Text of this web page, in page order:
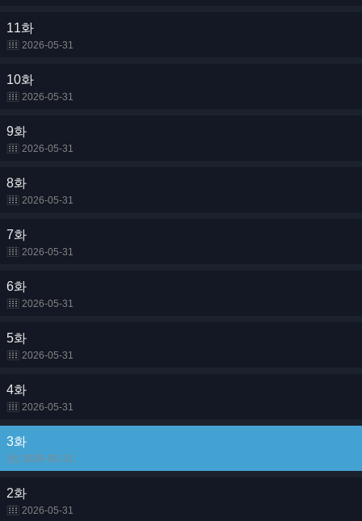
11화
2026-05-31
10화
2026-05-31
9화
2026-05-31
8화
2026-05-31
7화
2026-05-31
6화
2026-05-31
5화
2026-05-31
4화
2026-05-31
3화
2026-05-31
2화
2026-05-31